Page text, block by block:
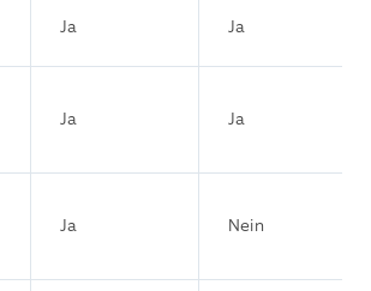
Ja Ja
Ja Ja
Ja Nein